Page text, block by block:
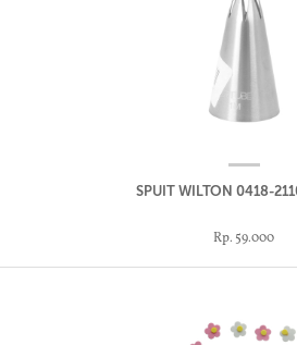
SPUIT WILTON 0418-
Rp. 59.000